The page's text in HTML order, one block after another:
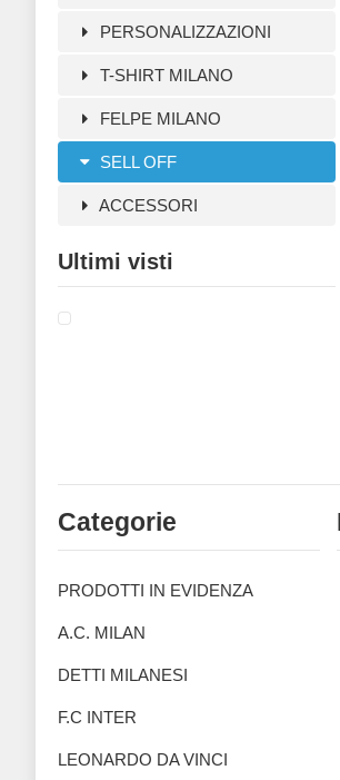
PERSONALIZZAZIONI
T-SHIRT MILANO
FELPE MILANO
SELL OFF
ACCESSORI
Ultimi visti
Categorie
PRODOTTI IN EVIDENZA
A.C. MILAN
DETTI MILANESI
F.C INTER
LEONARDO DA VINCI